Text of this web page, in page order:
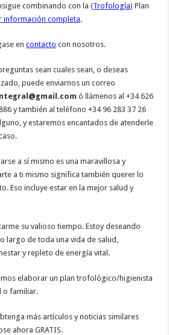
combinando con la (Trofología) Plan
información completa.
encontacto con nosotros.
sean cuales sean, o deseas
puede enviarnos un correo
ó llámenos al +34 626
y también al teléfono +34 96 283 37 26
y estaremos encantados de atenderle
a sí mismo es una maravillosa y
a ti mismo significa también querer lo
Eso incluye estar en la mejor salud y
su valioso tiempo. Estoy deseando
largo de toda una vida de salud,
y repleto de energía vital.
elaborar un plan trofológico/higienista
o familiar.
más artículos y noticias similares
ahora GRATIS.